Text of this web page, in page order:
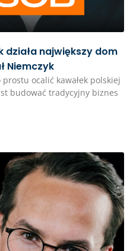
działa największy dom
Niemczyk
ocalić kawałek polskiej
budować tradycyjny biznes